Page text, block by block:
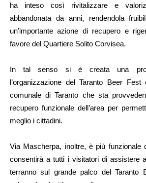
ha inteso così rivitalizzare e
abbandonata da anni, rendendola
un’importante azione di recupero e
favore del Quartiere Solito Corvisea.
In tal senso si è creata una
l’organizzazione del Taranto Beer Fest
comunale di Taranto che sta
recupero funzionale dell’area per
meglio i cittadini.
Via Mascherpa, inoltre, è più funzionale
consentirà a tutti i visitatori di assistere
terranno sul grande palco del Taranto